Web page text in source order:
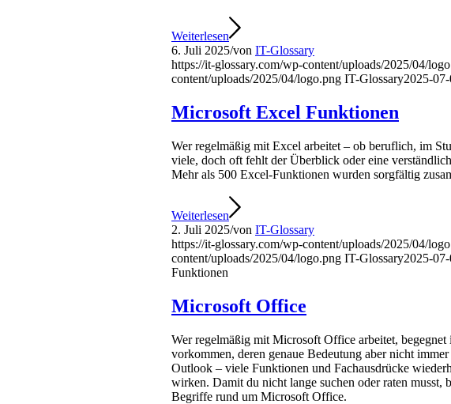
Weiterlesen
6. Juli 2025/von IT-Glossary
https://it-glossary.com/wp-content/uploads/2025/04/
content/uploads/2025/04/logo.png IT-Glossary2025-
Microsoft Excel Funktionen
Wer regelmäßig mit Excel arbeitet – ob beruflich, im
viele, doch oft fehlt der Überblick oder eine
Mehr als 500 Excel-Funktionen wurden sorgfältig
Weiterlesen
2. Juli 2025/von IT-Glossary
https://it-glossary.com/wp-content/uploads/2025/04/
content/uploads/2025/04/logo.png IT-Glossary2025-
Funktionen
Microsoft Office
Wer regelmäßig mit Microsoft Office arbeitet,
vorkommen, deren genaue Bedeutung aber nicht
Outlook – viele Funktionen und Fachausdrücke
wirken. Damit du nicht lange suchen oder raten musst,
Begriffe rund um Microsoft Office.